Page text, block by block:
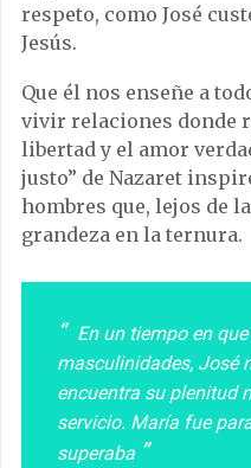
respeto, como José
Jesús.
Que él nos enseñe a
vivir relaciones donde
libertad y el amor
justo” de Nazaret
hombres que, lejos de
grandeza en la ternura.
En un tiempo en
masculinidades, José
encuentra su plenitud
servicio. María fue
superaba